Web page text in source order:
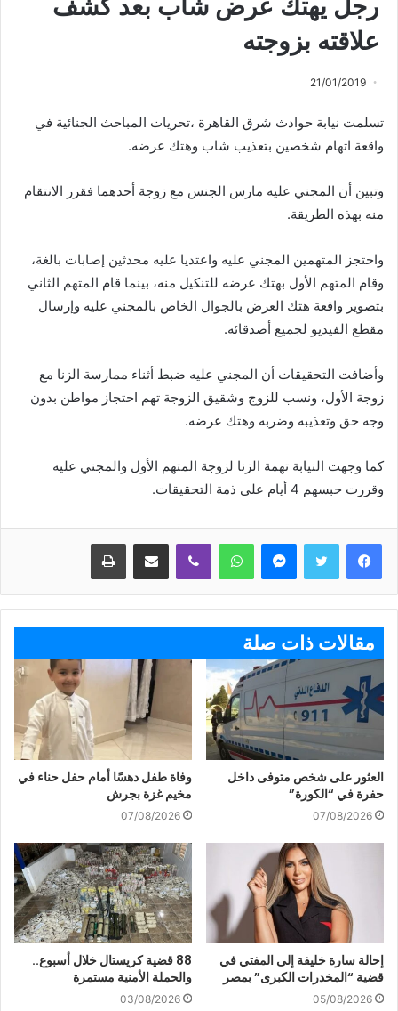
رجل يهتك عرض شاب بعد كشف
علاقته بزوجته
21/01/2019
تسلمت نيابة حوادث شرق القاهرة ،تحريات المباحث الجنائية في
واقعة اتهام شخصين بتعذيب شاب وهتك عرضه.
وتبين أن المجني عليه مارس الجنس مع زوجة أحدهما فقرر الانتقام
منه بهذه الطريقة.
واحتجز المتهمين المجني عليه واعتديا عليه محدثين إصابات بالغة،
وقام المتهم الأول بهتك عرضه للتنكيل منه، بينما قام المتهم الثاني
بتصوير واقعة هتك العرض بالجوال الخاص بالمجني عليه وإرسال
مقطع الفيديو لجميع أصدقائه.
وأضافت التحقيقات أن المجني عليه ضبط أثناء ممارسة الزنا مع
زوجة الأول، ونسب للزوج وشقيق الزوجة تهم احتجاز مواطن بدون
وجه حق وتعذيبه وضربه وهتك عرضه.
كما وجهت النيابة تهمة الزنا لزوجة المتهم الأول والمجني عليه
وقررت حبسهم 4 أيام على ذمة التحقيقات.
ماسنجر واتساب ڤايبر مشاركة عبر البريد طباعة
مقالات ذات صلة
العثور على شخص متوفى داخل
حفرة في “الكورة”
07/08/2026
وفاة طفل دهسًا أمام حفل حناء في
مخيم غزة بجرش
07/08/2026
إحالة سارة خليفة إلى المفتي في
قضية “المخدرات الكبرى” بمصر
05/08/2026
88 قضية كريستال خلال أسبوع..
والحملة الأمنية مستمرة
03/08/2026